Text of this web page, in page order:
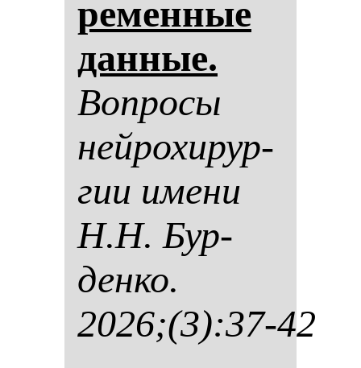
ре­мен­ные
дан­ные.
Воп­ро­сы
ней­ро­хи­рур­
гии име­ни
Н.Н. Бур­
ден­ко.
2026;(3):37-42